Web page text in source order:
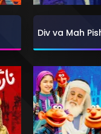
Div va Mah